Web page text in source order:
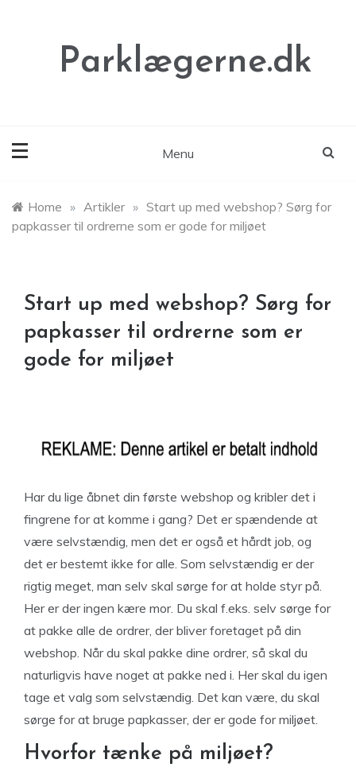
Parklægerne.dk
Menu
Home » Artikler » Start up med webshop? Sørg for
papkasser til ordrerne som er gode for miljøet
Start up med webshop? Sørg for
papkasser til ordrerne som er
gode for miljøet
Har du lige åbnet din første webshop og kribler det i
fingrene for at komme i gang? Det er spændende at
være selvstændig, men det er også et hårdt job, og
det er bestemt ikke for alle. Som selvstændig er der
rigtig meget, man selv skal sørge for at holde styr på.
Her er der ingen kære mor. Du skal f.eks. selv sørge for
at pakke alle de ordrer, der bliver foretaget på din
webshop. Når du skal pakke dine ordrer, så skal du
naturligvis have noget at pakke ned i. Her skal du igen
tage et valg som selvstændig. Det kan være, du skal
sørge for at bruge papkasser, der er gode for miljøet.
Hvorfor tænke på miljøet?